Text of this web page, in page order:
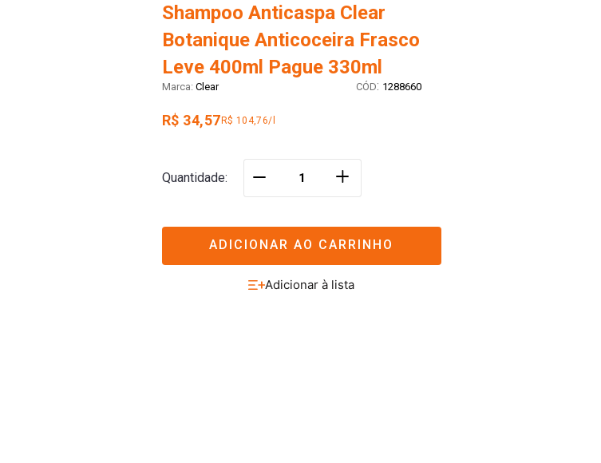
Shampoo Anticaspa Clear
Botanique Anticoceira Frasco
Leve 400ml Pague 330ml
Clear : 1288660
R$ 34,57R$ 104,76/l
Quantidade ＋
ADICIONAR AO CARRINHO